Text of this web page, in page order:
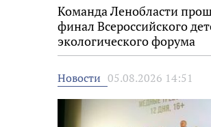
Команда Ленобласти
финал Всероссийского
экологического форума
Новости 05.08.2026 14:51